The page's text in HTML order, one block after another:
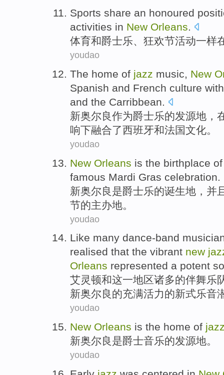
Sports share an honoured
activities in New Orleans.
体育和爵士乐、 狂欢节活动一样
youdao
The home of jazz music, New
Spanish and French culture with
and the Carribbean.
新奥尔良作为爵士乐的发源地 ，
响下融合了西班牙和法国文化。
youdao
New Orleans is the birthplace of
famous Mardi Gras celebration.
新奥尔良是爵士乐的诞生地 ， 并
节的主办地。
youdao
Like many dance-band
realised that the vibrant new
Orleans represented a potent
艾灵顿和这一地区诸多的伴舞乐
新奥尔良的充满活力的新式乐音
youdao
New Orleans is the home of
新奥尔良是爵士音乐的发源地。
youdao